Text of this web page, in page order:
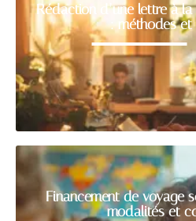
Rédaction d’une lettre à
: méthodes et
Financement de voyage
modalités et